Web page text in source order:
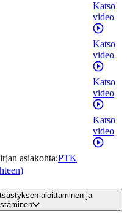
Katso
video
Katso
video
Katso
video
Katso
video
asiakohta:PTK
aloittaminen ja